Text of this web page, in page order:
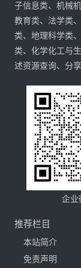
子信息类、机械
教育类、法学类
类、地理科学类
类、化学化工与
述资源查询、分
企业
推荐栏目
本站简介
免责声明